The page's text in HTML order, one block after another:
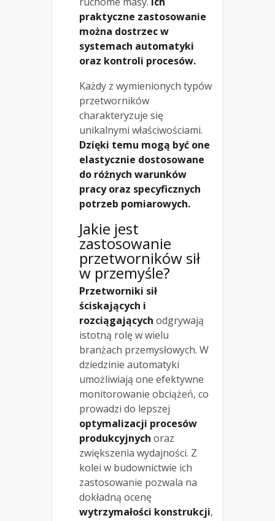
praktyczne zastosowanie
można dostrzec w
systemach automatyki
oraz kontroli procesów.
Każdy z wymienionych typów
przetworników
charakteryzuje się
unikalnymi właściwościami.
Dzięki temu mogą być one
elastycznie dostosowane
do różnych warunków
pracy oraz specyficznych
potrzeb pomiarowych.
Jakie jest
zastosowanie
przetworników sił
w przemyśle?
Przetworniki sił
ściskających i
rozciągających odgrywają
istotną rolę w wielu
branżach przemysłowych. W
dziedzinie automatyki
umożliwiają one efektywne
monitorowanie obciążeń, co
prowadzi do lepszej
optymalizacji procesów
produkcyjnych oraz
zwiększenia wydajności. Z
kolei w budownictwie ich
zastosowanie pozwala na
dokładną ocenę
wytrzymałości konstrukcji,